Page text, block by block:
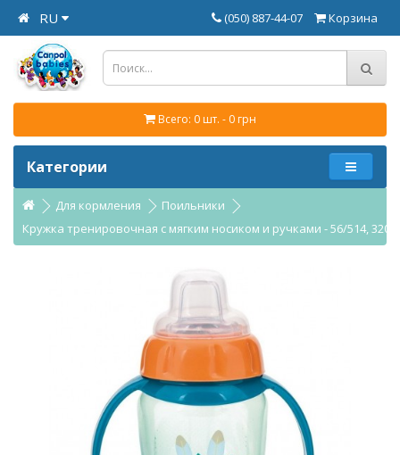
RU Корзина
(050) 887-44-07
Всего: 0 шт. - 0 грн
Категории
Для кормления
Поильники
Кружка тренировочная с мягким носиком и ручками - 56/514, 320